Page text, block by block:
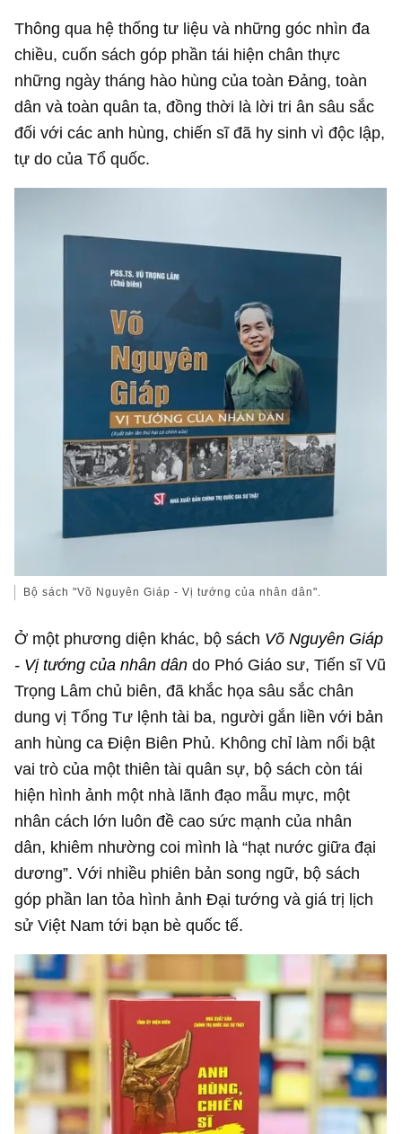
Thông qua hệ thống tư liệu và những góc nhìn đa
chiều, cuốn sách góp phần tái hiện chân thực
những ngày tháng hào hùng của toàn Đảng, toàn
dân và toàn quân ta, đồng thời là lời tri ân sâu sắc
đối với các anh hùng, chiến sĩ đã hy sinh vì độc lập,
tự do của Tổ quốc.
Bộ sách "Võ Nguyên Giáp - Vị tướng của nhân dân".
Ở một phương diện khác, bộ sách Võ Nguyên Giáp
- Vị tướng của nhân dân do Phó Giáo sư, Tiến sĩ Vũ
Trọng Lâm chủ biên, đã khắc họa sâu sắc chân
dung vị Tổng Tư lệnh tài ba, người gắn liền với bản
anh hùng ca Điện Biên Phủ. Không chỉ làm nổi bật
vai trò của một thiên tài quân sự, bộ sách còn tái
hiện hình ảnh một nhà lãnh đạo mẫu mực, một
nhân cách lớn luôn đề cao sức mạnh của nhân
dân, khiêm nhường coi mình là “hạt nước giữa đại
dương”. Với nhiều phiên bản song ngữ, bộ sách
góp phần lan tỏa hình ảnh Đại tướng và giá trị lịch
sử Việt Nam tới bạn bè quốc tế.